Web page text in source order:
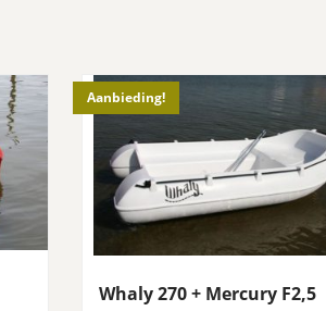
Aanbieding!
Whaly 270 + Mercury F2,5